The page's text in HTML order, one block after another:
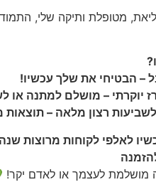
ליאת, מטופלת ותיקה שלי,
– הבטיחי את שלך עכשיו!
יוקרתי – מושלם למתנה או
רצון מלאה – תוצאות
לאלפי לקוחות מרוצות
מושלמת לעצמך או לאדם יקר!